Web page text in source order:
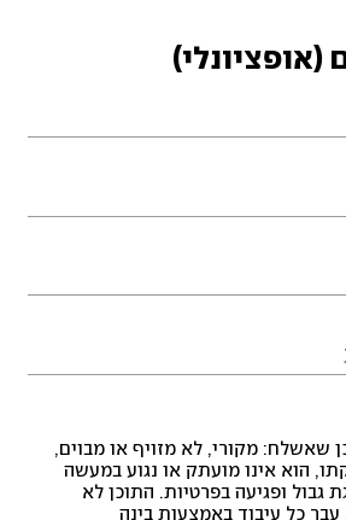
(אופציונלי)
שאשלח: מקורי, לא מזויף או מבוים,
הוא אינו מועתק או נגוע במעשה
גבול ופגיעה בפרטיות. התוכן לא
עבר כל עיבוד באמצעות בינה